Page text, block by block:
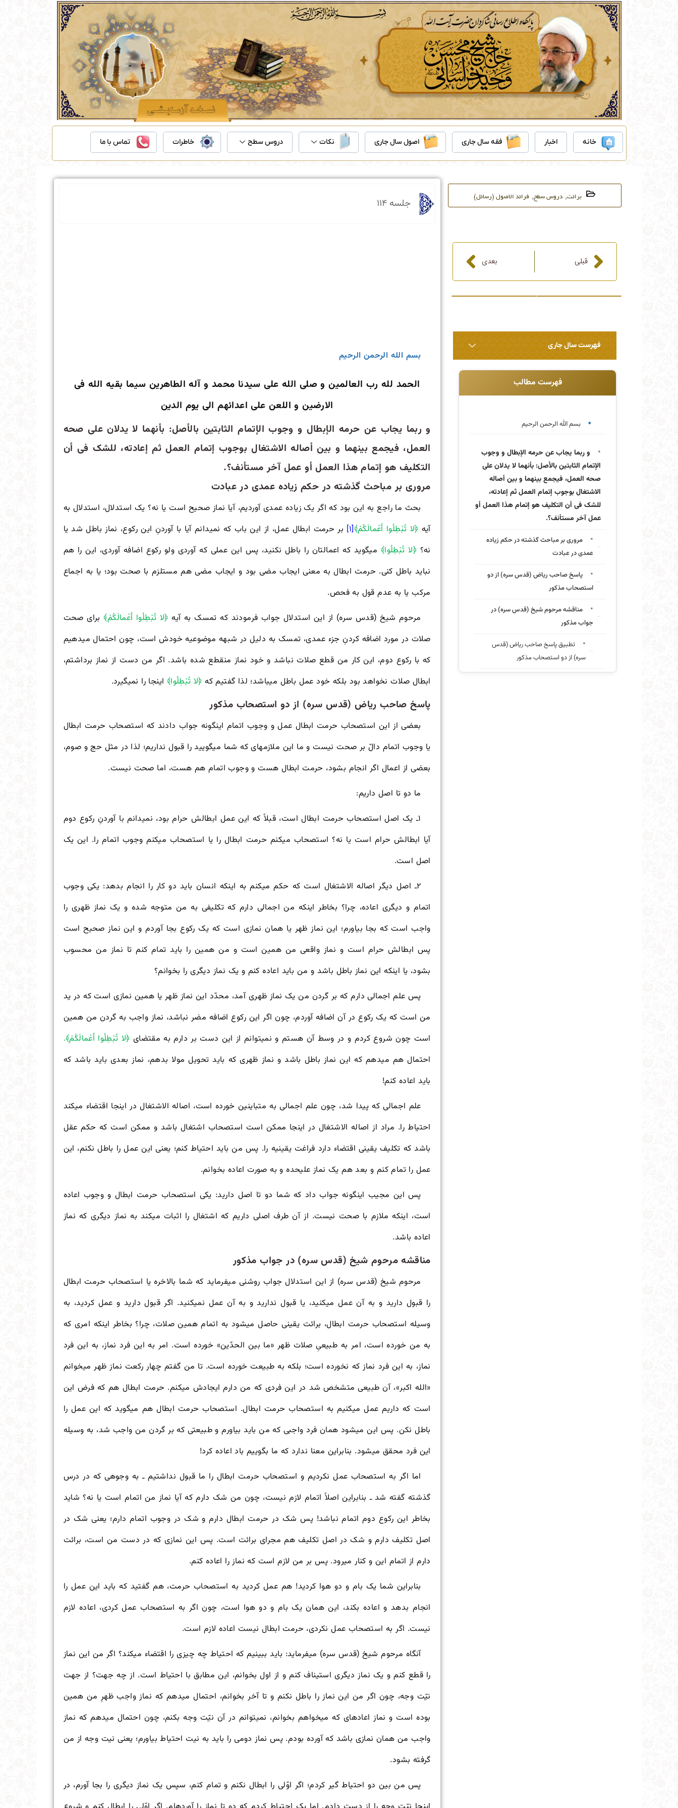
خانه اخبار فقه سال جاری اصول سال جاری نکات دروس سطح خاطرات تماس با ما
برائت, دروس سطح, فرائد الاصول (رسائل)
قبلی
قبلی بعدی
بعدی
فهرست سال جاری
فهرست مطالب
بسم الله الرحمن الرحیم
و ربما یجاب عن حرمه الإبطال و وجوب
الإتمام الثابتین بالأصل: بأنهما لا یدلان على
صحه العمل، فیجمع بینهما و بین أصاله
الاشتغال بوجوب إتمام العمل ثم إعادته،
للشک فی أن التکلیف هو إتمام هذا العمل أو
عمل آخر مستأنف؟.
مروری بر مباحث گذشته در حکم زیاده
عمدی در عبادت
پاسخ صاحب ریاض (قدس سره) از دو
استصحاب مذکور
مناقشه مرحوم شیخ (قدس سره) در
جواب مذکور
تطبیق پاسخ صاحب ریاض (قدس
سره) از دو استصحاب مذکور
جلسه ۱۱۴
بسم الله الرحمن الرحیم
الحمد لله رب العالمین و صلی الله علی سیدنا محمد و آله الطاهرین سیما بقیه الله فی
الارضین و اللعن علی اعدائهم الی یوم الدین
و ربما یجاب عن حرمه الإبطال و وجوب الإتمام الثابتین بالأصل: بأنهما لا یدلان على صحه
العمل، فیجمع بینهما و بین أصاله الاشتغال بوجوب إتمام العمل ثم إعادته، للشک فی أن
التکلیف هو إتمام هذا العمل أو عمل آخر مستأنف؟.
مروری بر مباحث گذشته در حکم زیاده عمدی در عبادت
بحث ما راجع به این بود که اگر یک زیاده عمدی آوردیم، آیا نماز صحیح است یا نه؟ یک استدلال، استدلال به
آیه ﴿لا تُبْطِلُوا أَعْمالَکُمْ﴾[۱] بر حرمت ابطال عمل، از این باب که نمیدانم آیا با آوردنِ این رکوع، نماز باطل شد یا
نه؟ ﴿لا تُبْطِلُوا﴾ میگوید که اعمالتان را باطل نکنید، پس این عملی که آوردی ولو رکوع اضافه آوردی، این را هم
نباید باطل کنی. حرمت ابطال به معنی ایجاب مضی بود و ایجاب مضی هم مستلزم با صحت بود؛ یا به اجماع
مرکب یا به عدم قول به فحص.
مرحوم شیخ (قدس سره) از این استدلال جواب فرمودند که تمسک به آیه ﴿لا تُبْطِلُوا أَعْمالَکُمْ﴾ برای صحت
صلات در مورد اضافه کردنِ جزء عمدی، تمسک به دلیل در شبهه موضوعیه خودش است، چون احتمال میدهیم
که با رکوع دوم، این کار من قطع صلات نباشد و خود نماز منقطع شده باشد. اگر من دست از نماز برداشتم،
ابطال صلات نخواهد بود بلکه خود عمل باطل میباشد؛ لذا گفتیم که ﴿لا تُبْطِلُوا﴾ اینجا را نمیگیرد.
پاسخ صاحب ریاض (قدس سره) از دو استصحاب مذکور
بعضی از این استصحاب حرمت ابطال عمل و وجوب اتمام اینگونه جواب دادند که استصحاب حرمت ابطال
یا وجوب اتمام دالّ بر صحت نیست و ما این ملازمهای که شما میگویید را قبول نداریم؛ لذا در مثل حج و صوم،
بعضی از اعمال اگر انجام بشود، حرمت ابطال هست و وجوب اتمام هم هست، اما صحت نیست.
ما دو تا اصل داریم:
۱ـ یک اصل استصحاب حرمت ابطال است، قبلاً که این عمل ابطالش حرام بود، نمی
دانم با آوردنِ رکوع دوم
آیا ابطالش حرام است یا نه؟ استصحاب میکنم حرمت ابطال را یا استصحاب میکنم وجوب اتمام را. این یک
اصل است.
۲ـ اصل دیگر اصاله الاشتغال است که حکم می
کنم به اینکه انسان باید دو کار را انجام بدهد: یکی وجوب
اتمام و دیگری اعاده، چرا؟ بخاطر اینکه من اجمالی دارم که تکلیفی به من متوجه شده و یک نماز ظهری را
واجب است که بجا بیاورم؛ این نماز ظهر یا همان نمازی است که یک رکوع بجا آوردم و این نماز صحیح است
پس ابطالش حرام است و نماز واقعی من همین است و من همین را باید تمام کنم تا نماز من محسوب
بشود، یا اینکه این نماز باطل باشد و من باید اعاده کنم و یک نماز دیگری را بخوانم؟
پس علم اجمالی دارم که بر گردن من یک نماز ظهری آمد، محدّد این نماز ظهر یا همین نمازی است که در ید
من است که یک رکوع در آن اضافه آوردم، چون اگر این رکوع اضافه مضر نباشد، نماز واجب به گردن من همین
است چون شروع کردم و در وسط آن هستم و نمیتوانم از این دست بر دارم به مقتضای ﴿لا تُبْطِلُوا أَعْمالَکُمْ﴾.
احتمال هم میدهم که این نماز باطل باشد و نماز ظهری که باید تحویل مولا بدهم، نماز بعدی باید باشد که
باید اعاده کنم!
علم اجمالی که پیدا شد، چون علم اجمالی به متباینین خورده است، اصاله الاشتغال در اینجا اقتضاء میکند
احتیاط را. مراد از اصاله الاشتغال در اینجا ممکن است استصحاب اشتغال باشد و ممکن است که حکم عقل
باشد که تکلیف یقینی اقتضاء دارد فراغت یقینیه را. پس من باید احتیاط کنم؛ یعنی این عمل را باطل نکنم، این
عمل را تمام کنم و بعد هم یک نماز علیحده و به صورت اعاده بخوانم.
پس این مجیب اینگونه جواب داد که شما دو تا اصل دارید: یکی استصحاب حرمت ابطال و وجوب اعاده
است، اینکه ملازم با صحت نیست. از آن طرف اصلی داریم که اشتغال را اثبات میکند به نماز دیگری که نماز
اعاده باشد.
مناقشه مرحوم شیخ (قدس سره) در جواب مذکور
مرحوم شیخ (قدس سره) از این استدلال جواب روشنی میفرماید که شما بالاخره یا استصحاب حرمت ابطال
را قبول دارید و به آن عمل میکنید، یا قبول ندارید و به آن عمل نمیکنید. اگر قبول دارید و عمل کردید، به
وسیله استصحاب حرمت ابطال، برائت یقینی حاصل میشود به اتمام همین صلات، چرا؟ بخاطر اینکه امری که
به من خورده است، امر به طبیعیِ صلات ظهر «ما بین الحدّین» خورده است. امر به این فرد نماز، به این فرد
نماز، به این فرد نماز که نخورده است؛ بلکه به طبیعت خورده است. تا من گفتم چهار رکعت نماز ظهر میخوانم
«الله اکبر»، آن طبیعی متشخص شد در این فردی که من دارم ایجادش میکنم. حرمت ابطال هم که فرض این
است که داریم عمل میکنیم به استصحاب حرمت ابطال. استصحاب حرمت ابطال هم میگوید که این عمل را
باطل نکن. پس این میشود همان فرد واجبی که من باید بیاورم و طبیعتی که بر گردن من واجب شد، به وسیله
این فرد محقق میشود. بنابراین معنا ندارد که ما بگوییم باد اعاده کرد!
اما اگر به استصحاب عمل نکردیم و استصحاب حرمت ابطال را ما قبول نداشتیم ـ به وجوهی که در درس
گذشته گفته شد ـ بنابراین اصلاً اتمام لازم نیست، چون من شک دارم که آیا نماز من اتمام است یا نه؟ شاید
بخاطر این رکوع دوم اتمام نباشد! پس شک در حرمت ابطال دارم و شک در وجوب اتمام دارم؛ یعنی شک در
اصل تکلیف دارم و شک در اصل تکلیف هم مجرای برائت است. پس این نمازی که در دست من است، برائت
دارم از اتمام این و کنار میرود. پس بر من لازم است که نماز را اعاده کنم.
بنابراین شما یک بام و دو هوا کردید! هم عمل کردید به استصحاب حرمت، هم گفتید که باید این عمل را
انجام بدهد و اعاده بکند، این همان یک بام و دو هوا است، چون اگر به استصحاب عمل کردی، اعاده لازم
نیست. اگر به استصحاب عمل نکردی، حرمت ابطال نیست اعاده لازم است.
آنگاه مرحوم شیخ (قدس سره) میفرماید: باید ببینیم که احتیاط چه چیزی را اقتضاء میکند؟ اگر من این نماز
را قطع کنم و یک نماز دیگری استیناف کنم و از اول بخوانم، این مطابق با احتیاط است. از چه جهت؟ از جهت
نیّت وجه، چون اگر من این نماز را باطل نکنم و تا آخر بخوانم، احتمال میدهم که نماز واجب ظهرِ من همین
بوده است و نماز اعادهای که میخواهم بخوانم، نمیتوانم در آن نیّت وجه بکنم، چون احتمال میدهم که نماز
واجب من همان نمازی باشد که آورده بودم. پس نماز دومی را باید به نیت احتیاط بیاورم؛ یعنی نیت وجه از من
گرفته بشود.
پس من بین دو احتیاط گیر کردم؛ اگر اوّلی را ابطال نکنم و تمام کنم، سپس یک نماز دیگری را بجا آورم، در